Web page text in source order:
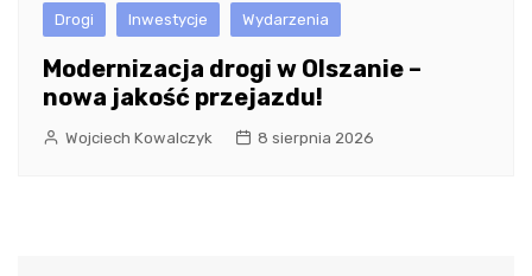
Drogi Inwestycje Wydarzenia
Modernizacja drogi w Olszanie –
nowa jakość przejazdu!
Wojciech Kowalczyk 8 sierpnia 2026